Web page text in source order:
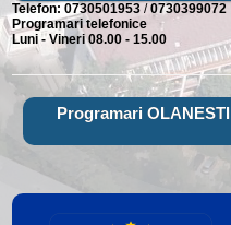
Telefon:0730501953 /0730399072
Programari telefonice
Luni - Vineri 08.00 - 15.00
Programari OLANESTI